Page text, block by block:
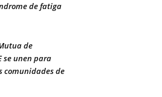
de fatiga
de
se unen para
comunidades de